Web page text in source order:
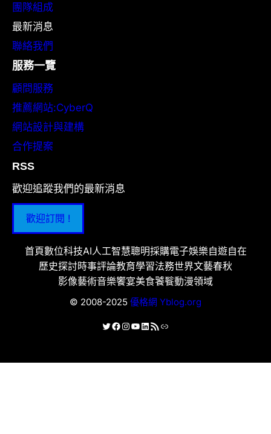
團隊組成
最新消息
聯絡我們
服務一覽
顧問服務
推薦網站:CyberQ
網站設計與建構
合作提案
RSS
歡迎追蹤我們的最新消息
歡迎訂閱 !
首頁數位科技AI人工智慧聰明採購電子娛樂自遊自在
歷史探討時事評論教育學習法務世界文藝春秋
影像藝術音樂饗宴美食饕餮動漫領域
© 2008-2025 優格網 Yblog.org
X Facebook
Instagram
YouTube
LinkedIn
RSS 資訊提供連結